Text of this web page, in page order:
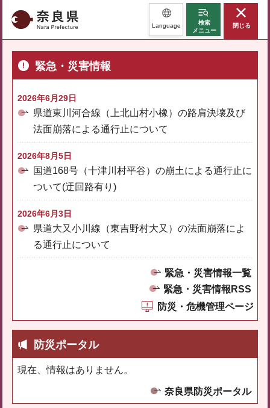
奈良県 Language
検索
メニュー
閉じる
緊急・災害情報
2026年6月29日
県道東川河合線（上北山村小橡）の路肩決壊及び
法面崩落による通行止について
2026年8月5日
国道168号（十津川村平谷）の崩土による通行止に
ついて(迂回路有り)
2026年6月3日
県道大又小川線（東吉野村大又）の法面崩落によ
る通行止について
緊急・災害情報一覧
緊急・災害情報RSS
防災・危機管理ページ
防災ポータル
現在、情報はありません。
奈良県防災ポータル